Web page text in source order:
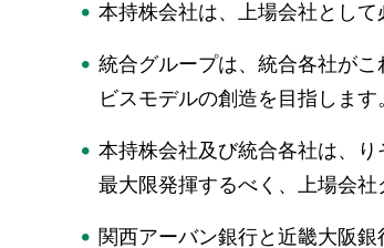
本持株会社は、上場会社として
統合グループは、統合各社が
ビスモデルの創造を目指します
本持株会社及び統合各社は、
最大限発揮するべく、上場会社
関西アーバン銀行と近畿大阪